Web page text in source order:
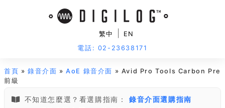
繁中
EN
電話: 02-23638171
首頁 »錄音介面 »AoE 錄音介面 » Avid Pro Tools Carbon Pre
前級
不知道怎麼選？看選購指南：
錄音介面選購指南